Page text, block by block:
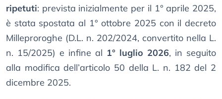
ripetuti: prevista inizialmente per il 1° aprile 2025,
è stata spostata al 1° ottobre 2025 con il decreto
Milleproroghe (D.L. n. 202/2024, convertito nella L.
n. 15/2025) e infine al 1° luglio 2026, in seguito
alla modifica dell’articolo 50 della L. n. 182 del 2
dicembre 2025.